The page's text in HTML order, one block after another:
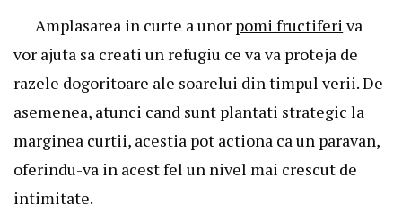
Amplasarea in curte a unor pomi fructiferi va
vor ajuta sa creati un refugiu ce va va proteja de
razele dogoritoare ale soarelui din timpul verii. De
asemenea, atunci cand sunt plantati strategic la
marginea curtii, acestia pot actiona ca un paravan,
oferindu-va in acest fel un nivel mai crescut de
intimitate.